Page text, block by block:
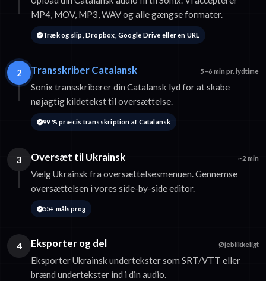
MP4, MOV, MP3, WAV og alle gængse formater.
Træk og slip, Dropbox, Google Drive eller en URL
2 Transskriber Catalansk 5–6 min pr. lydtime
Sonix transskriberer din Catalansk lyd for at skabe
nøjagtig kildetekst til oversættelse.
99 % præcis transskription af Catalansk
3 Oversæt til Ukrainsk ~2 min
Vælg Ukrainsk fra oversættelsesmenuen. Gennemse
oversættelsen i vores side-by-side editor.
55+ målsprog
4 Eksporter og del Øjeblikkeligt
Eksporter Ukrainsk undertekster som SRT/VTT eller
brænd undertekster ind i din audio.